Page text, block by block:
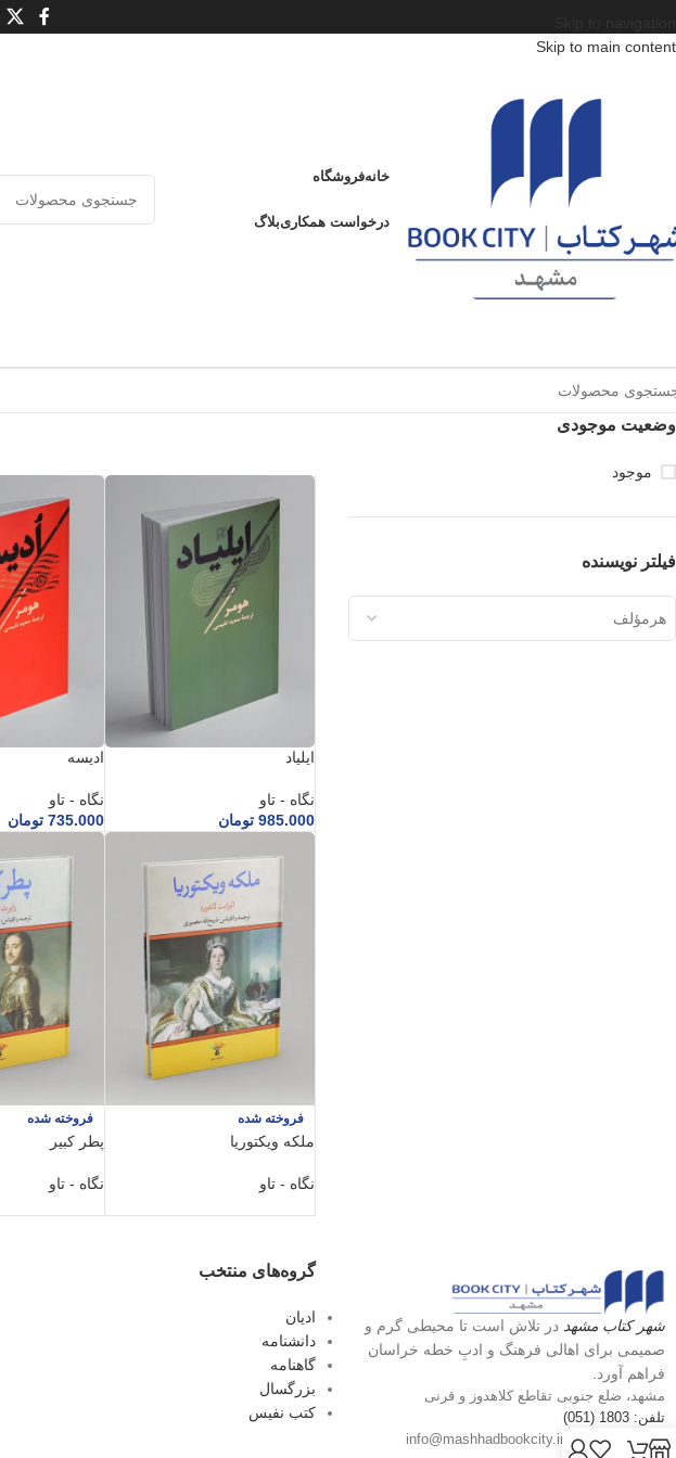
Skip to main content
خانهفروشگاه
درخواست همکاریبلاگ
وضعیت موجودی
موجود
فیلتر نویسنده
هرمؤلف
ایلیاد
نگاه - تاو
985.000 تومان
ادیسه
نگاه - تاو
735.000 تومان
فروخته شده
ملکه ویکتوریا
نگاه - تاو
فروخته شده
پطر کبیر
نگاه - تاو
شهر کتاب مشهد در تلاش است تا محیطی گرم و
صمیمی برای اهالی فرهنگ و ادبِ خطه خراسان
فراهم آورد.
مشهد، ضلع جنوبی تقاطع کلاهدوز و قرنی
تلفن: 1803 (051)
پست الکترونیک: info@mashhadbookcity.ir
گروه‌های منتخب
ادیان
دانشنامه
گاهنامه
بزرگسال
کتب نفیس